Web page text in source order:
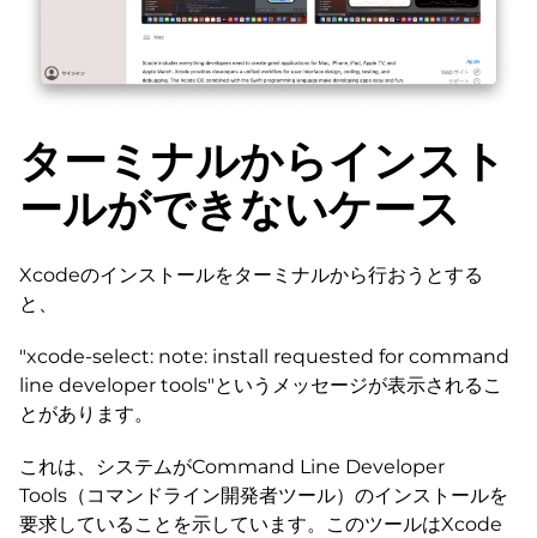
ターミナルからインスト
ールができないケース
Xcodeのインストールをターミナルから行おうとする
と、
"xcode-select: note: install requested for command
line developer tools"というメッセージが表示されるこ
とがあります。
これは、システムがCommand Line Developer
Tools（コマンドライン開発者ツール）のインストールを
要求していることを示しています。このツールはXcode